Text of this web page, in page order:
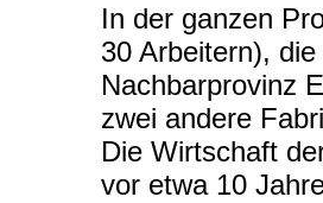
In der ganzen
30 Arbeitern),
Nachbarprovinz
zwei andere
Die Wirtschaft
vor etwa 10